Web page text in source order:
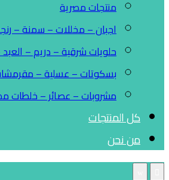
منتجات مصرية
اجبان – مخللات – سمنة –
حلويات شرقية – دريم –
بسكوتات – عسلية –
مشروبات – عصائر – خلطات
كل المنتجات
من نحن